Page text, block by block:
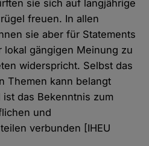
sie sich auf langjährige
freuen. In allen
sie aber für Statements
gängigen Meinung zu
widerspricht. Selbst das
Themen kann belangt
das Bekenntnis zum
und
verbunden [IHEU